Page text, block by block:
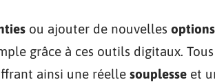
ou ajouter de nouvelles options
grâce à ces outils digitaux.
ainsi une réelle souplesse et